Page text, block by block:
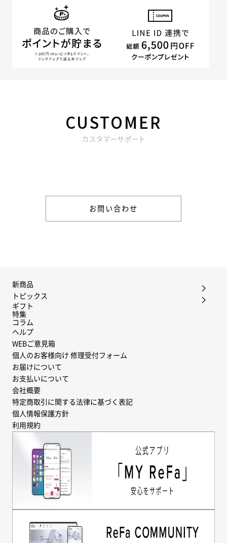
CUSTOMER
カスタマーサポート
お問い合わせ
新商品
トピックス
ギフト
特集
コラム
ヘルプ
WEBご意見箱
個人のお客様向け 修理受付フォーム
お届けについて
お支払いについて
会社概要
特定商取引に関する法律に基づく表記
個人情報保護方針
利用規約